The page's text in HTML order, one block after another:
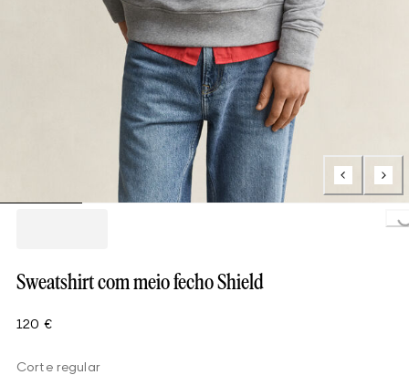
Sweatshirt com meio fecho Shield
120 €
Corte regular